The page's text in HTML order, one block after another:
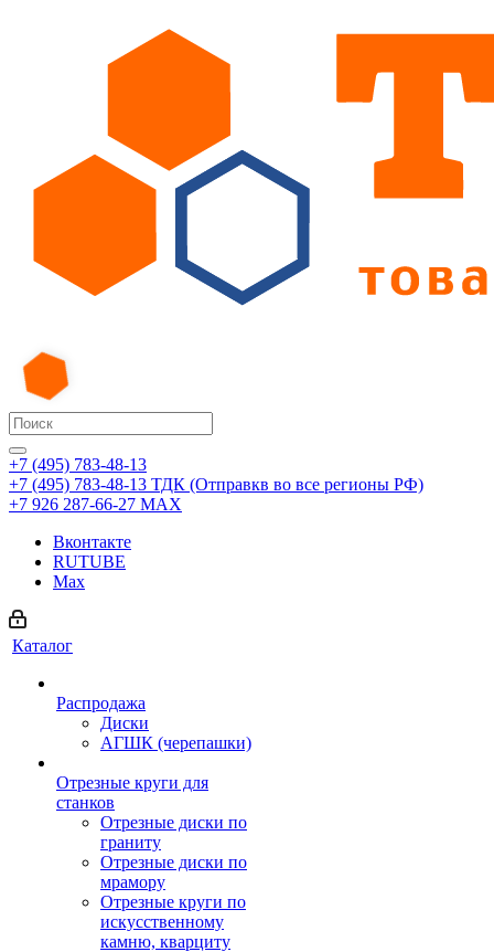
+7 (495) 783-48-13
+7 (495) 783-48-13 ТДК (Отправкв во все регионы РФ)
+7 926 287-66-27 МАХ
Вконтакте
RUTUBE
Max
Каталог
Распродажа
Диски
АГШК (черепашки)
Отрезные круги для
станков
Отрезные диски по
граниту
Отрезные диски по
мрамору
Отрезные круги по
искусственному
камню, кварциту